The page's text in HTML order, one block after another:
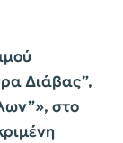
Διάβας”,
στο